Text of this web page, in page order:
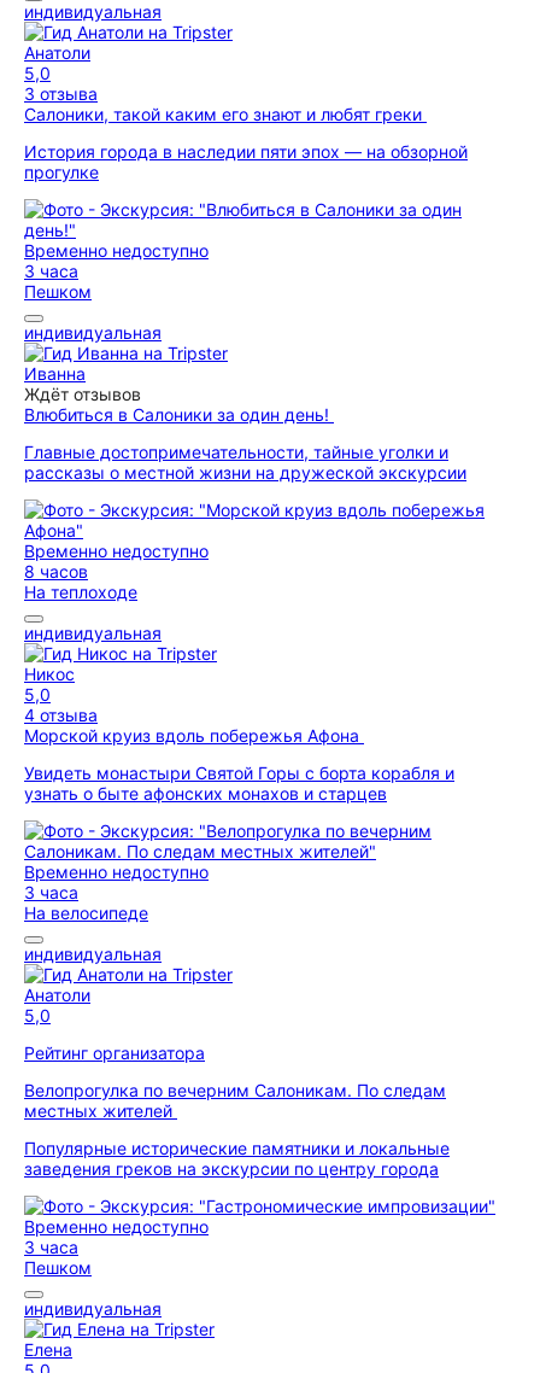
индивидуальная
Анатоли
5,0
3 отзыва
Салоники, такой каким его знают и любят греки
История города в наследии пяти эпох — на обзорной
прогулке
Временно недоступно
3 часа
Пешком
индивидуальная
Иванна
Ждёт отзывов
Влюбиться в Салоники за один день!
Главные достопримечательности, тайные уголки и
рассказы о местной жизни на дружеской экскурсии
Временно недоступно
8 часов
На теплоходе
индивидуальная
Никос
5,0
4 отзыва
Морской круиз вдоль побережья Афона
Увидеть монастыри Святой Горы с борта корабля и
узнать о быте афонских монахов и старцев
Временно недоступно
3 часа
На велосипеде
индивидуальная
Анатоли
5,0
Рейтинг организатора
Велопрогулка по вечерним Салоникам. По следам
местных жителей
Популярные исторические памятники и локальные
заведения греков на экскурсии по центру города
Временно недоступно
3 часа
Пешком
индивидуальная
Елена